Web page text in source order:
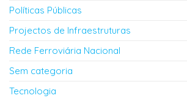
Políticas Públicas
Projectos de Infraestruturas
Rede Ferroviária Nacional
Sem categoria
Tecnologia